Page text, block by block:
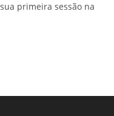
primeira sessão na